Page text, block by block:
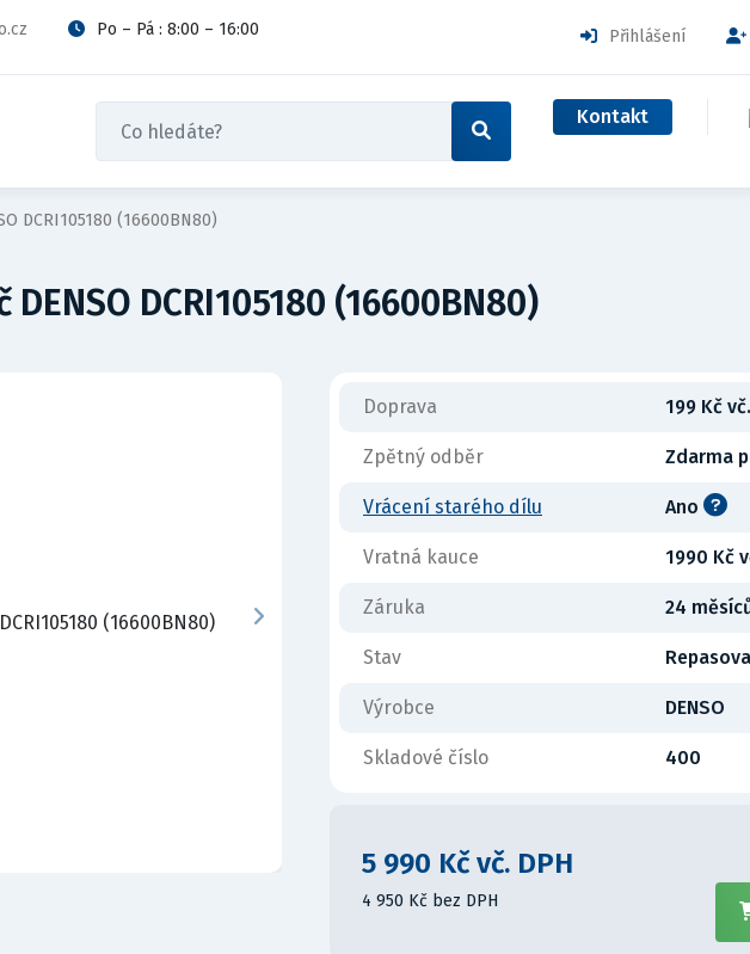
Po – Pá : 8:00 – 16:00 Přihlášení
Kontakt
DCRI105180 (16600BN80)
DCRI105180 (16600BN80)
Doprava 199 Kč
Zpětný odběr Zdarma
Vrácení starého dílu Ano
Vratná kauce 1990 Kč
Záruka 24
Stav
Výrobce DENSO
Skladové číslo 400
5 990 Kč vč. DPH
4 950 Kč bez DPH